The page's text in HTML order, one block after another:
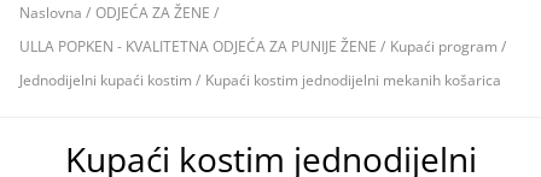
Naslovna / ODJEĆA ZA ŽENE /
ULLA POPKEN - KVALITETNA ODJEĆA ZA PUNIJE ŽENE / Kupaći program /
Jednodijelni kupaći kostim / Kupaći kostim jednodijelni mekanih košarica
Kupaći kostim jednodijelni